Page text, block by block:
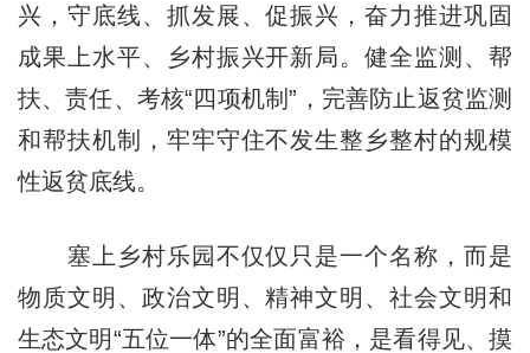
兴，守底线、抓发展、促振兴，奋力推进巩固
成果上水平、乡村振兴开新局。健全监测、帮
扶、责任、考核“四项机制”，完善防止返贫监测
和帮扶机制，牢牢守住不发生整乡整村的规模
性返贫底线。
塞上乡村乐园不仅仅只是一个名称，而是
物质文明、政治文明、精神文明、社会文明和
生态文明“五位一体”的全面富裕，是看得见、摸